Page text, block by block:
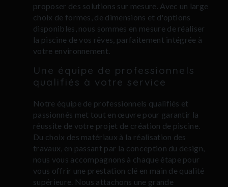
proposer des solutions sur mesure. Avec un large
choix de formes, de dimensions et d'options
disponibles, nous sommes en mesure de réaliser
la piscine de vos rêves, parfaitement intégrée à
votre environnement.
Une équipe de professionnels
qualifiés à votre service
Notre équipe de professionnels qualifiés et
passionnés met tout en œuvre pour garantir la
réussite de votre projet de création de piscine.
Du choix des matériaux à la réalisation des
travaux, en passant par la conception du design,
nous vous accompagnons à chaque étape pour
vous offrir une prestation clé en main de qualité
supérieure. Nous attachons une grande